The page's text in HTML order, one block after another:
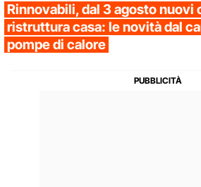
Rinnovabili, dal 3 agosto nuovi
ristruttura casa: le novità dal
pompe di calore